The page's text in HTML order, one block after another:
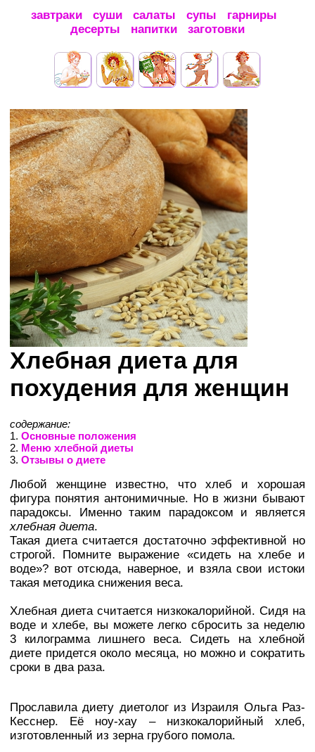
завтраки суши салаты супы
гарниры
десерты
напитки заготовки
Хлебная диета для
похудения для женщин
содержание:
1. Основные положения
2. Меню хлебной диеты
3. Отзывы о диете
Любой женщине известно, что хлеб и хорошая
фигура понятия антонимичные. Но в жизни бывают
парадоксы. Именно таким парадоксом и является
хлебная диета.
Такая диета считается достаточно эффективной но
строгой. Помните выражение «сидеть на хлебе и
воде»? вот отсюда, наверное, и взяла свои истоки
такая методика снижения веса.
Хлебная диета считается низкокалорийной. Сидя на
воде и хлебе, вы можете легко сбросить за неделю
3 килограмма лишнего веса. Сидеть на хлебной
диете придется около месяца, но можно и сократить
сроки в два раза.
Прославила диету диетолог из Израиля Ольга Раз-
Кесснер. Её ноу-хау – низкокалорийный хлеб,
изготовленный из зерна грубого помола.